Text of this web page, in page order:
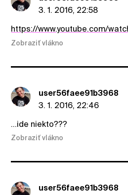
3. 1. 2016, 22:58
https://www.youtube.com/
Zobraziť vlákno
user56faee91b3968
3. 1. 2016, 22:46
...ide niekto???
Zobraziť vlákno
user56faee91b3968